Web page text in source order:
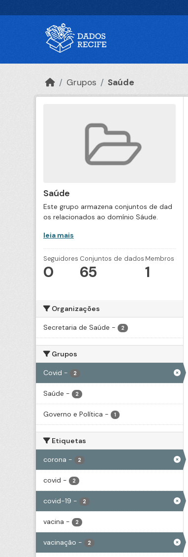
Grupos Saúde
Saúde
Este grupo armazena conjuntos de dad
os relacionados ao domínio Sáude.
leia mais
Seguidores
0
Conjuntos de dados
65
Membros
1
Organizações
Secretaria de Saúde - 2
Grupos
Covid - 2
Saúde - 2
Governo e Política - 1
Etiquetas
corona - 2
covid - 2
covid-19 - 2
vacina - 2
vacinação - 2